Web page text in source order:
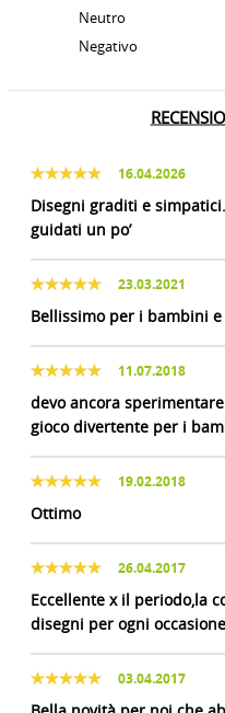
Neutro
Negativo
16.04.2026
Disegni graditi e
guidati un po’
23.03.2021
Bellissimo per i bambini
11.07.2018
devo ancora
gioco divertente per i
19.02.2018
Ottimo
26.04.2017
Eccellente x il periodo,la
disegni per ogni occasione
03.04.2017